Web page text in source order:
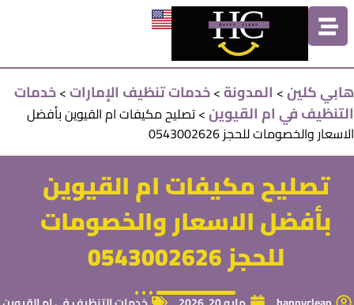
هابي كلين> المدونة>خدمات تنظيف الإمارات>خدمات
التنظيف في ام القيوين>تصليح مكيفات ام القيوين بأفضل
الاسعار والخصومات للحجز 0543002626
تصليح مكيفات ام القيوين
بأفضل الاسعار والخصومات
للحجز 0543002626